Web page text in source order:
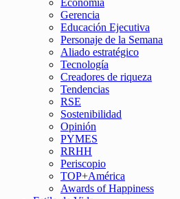
Economía
Gerencia
Educación Ejecutiva
Personaje de la Semana
Aliado estratégico
Tecnología
Creadores de riqueza
Tendencias
RSE
Sostenibilidad
Opinión
PYMES
RRHH
Periscopio
TOP+América
Awards of Happiness